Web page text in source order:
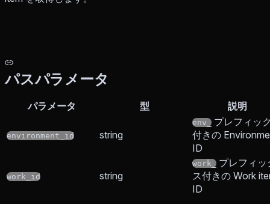
パスパラメータ
パラメータ 型 説明
environment_id string
env_ プレフィッ
付きの
ID
work_id string
work_ プレフィッ
ス付きの Work
ID